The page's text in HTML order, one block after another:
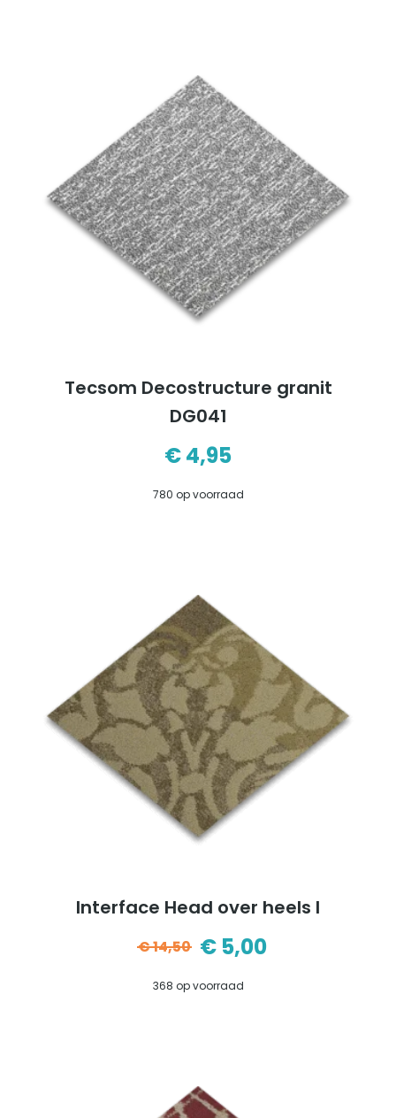
Tecsom Decostructure granit
DG041
€4,95
780 op voorraad
Interface Head over heels l
€14,50
Oorspronkelijke
prijs
€ 5,00
Huidige
prijs
368 op voorraad